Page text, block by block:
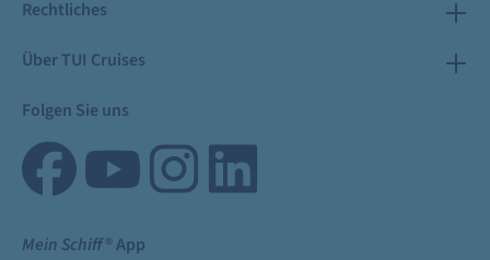
Rechtliches
Über TUI Cruises
Folgen Sie uns
Mein Schiff® App